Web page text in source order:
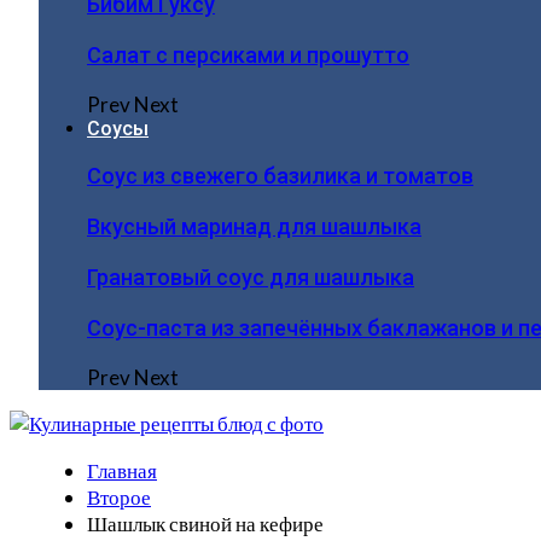
Салат с персиками и прошутто
PrevNext
Соусы
Соус из свежего базилика и томатов
Вкусный маринад для шашлыка
Гранатовый соус для шашлыка
Соус-паста из запечённых баклажанов и
PrevNext
Главная
Второе
Шашлык свиной на кефире